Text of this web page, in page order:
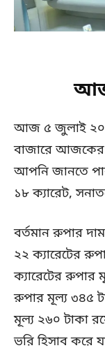
আজ ৫ জুলাই
বাজারে আজকের
আপনি জানতে
১৮ ক্যারেট,
বর্তমান রুপার
২২ ক্যারেটের
ক্যারেটের রুপার
রুপার মূল্য ৩৪৫
মূল্য ২৬০ টাকা
ভরি হিসাব করে